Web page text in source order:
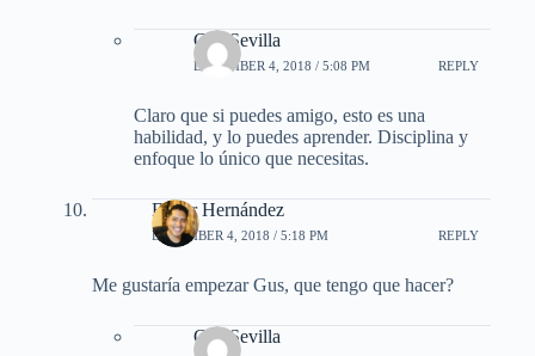
Gus Sevilla
DECEMBER 4, 2018 / 5:08 PM REPLY
Claro que si puedes amigo, esto es una
habilidad, y lo puedes aprender. Disciplina y
enfoque lo único que necesitas.
Edgar Hernández
DECEMBER 4, 2018 / 5:18 PM REPLY
Me gustaría empezar Gus, que tengo que hacer?
Gus Sevilla